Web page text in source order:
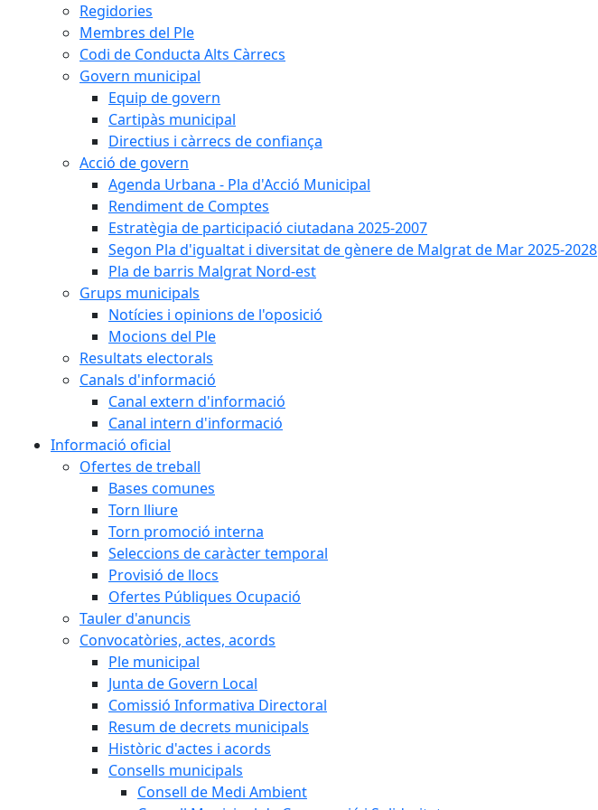
Regidories
Membres del Ple
Codi de Conducta Alts Càrrecs
Govern municipal
Equip de govern
Cartipàs municipal
Directius i càrrecs de confiança
Acció de govern
Agenda Urbana - Pla d'Acció Municipal
Rendiment de Comptes
Estratègia de participació ciutadana 2025-2007
Segon Pla d'igualtat i diversitat de gènere de Malgrat de Mar 2025-2028
Pla de barris Malgrat Nord-est
Grups municipals
Notícies i opinions de l'oposició
Mocions del Ple
Resultats electorals
Canals d'informació
Canal extern d'informació
Canal intern d'informació
Informació oficial
Ofertes de treball
Bases comunes
Torn lliure
Torn promoció interna
Seleccions de caràcter temporal
Provisió de llocs
Ofertes Públiques Ocupació
Tauler d'anuncis
Convocatòries, actes, acords
Ple municipal
Junta de Govern Local
Comissió Informativa Directoral
Resum de decrets municipals
Històric d'actes i acords
Consells municipals
Consell de Medi Ambient